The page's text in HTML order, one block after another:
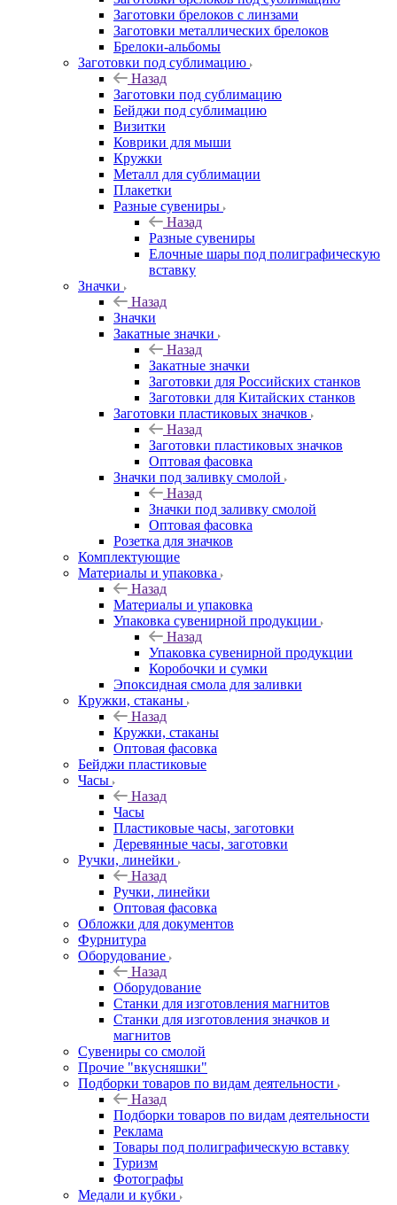
Заготовки брелоков с линзами
Заготовки металлических брелоков
Брелоки-альбомы
Заготовки под сублимацию
Назад
Заготовки под сублимацию
Бейджи под сублимацию
Визитки
Коврики для мыши
Кружки
Металл для сублимации
Плакетки
Разные сувениры
Назад
Разные сувениры
Елочные шары под полиграфическую
вставку
Значки
Назад
Значки
Закатные значки
Назад
Закатные значки
Заготовки для Российских станков
Заготовки для Китайских станков
Заготовки пластиковых значков
Назад
Заготовки пластиковых значков
Оптовая фасовка
Значки под заливку смолой
Назад
Значки под заливку смолой
Оптовая фасовка
Розетка для значков
Комплектующие
Материалы и упаковка
Назад
Материалы и упаковка
Упаковка сувенирной продукции
Назад
Упаковка сувенирной продукции
Коробочки и сумки
Эпоксидная смола для заливки
Кружки, стаканы
Назад
Кружки, стаканы
Оптовая фасовка
Бейджи пластиковые
Часы
Назад
Часы
Пластиковые часы, заготовки
Деревянные часы, заготовки
Ручки, линейки
Назад
Ручки, линейки
Оптовая фасовка
Обложки для документов
Фурнитура
Оборудование
Назад
Оборудование
Станки для изготовления магнитов
Станки для изготовления значков и
магнитов
Сувениры со смолой
Прочие "вкусняшки"
Подборки товаров по видам деятельности
Назад
Подборки товаров по видам деятельности
Реклама
Товары под полиграфическую вставку
Туризм
Фотографы
Медали и кубки